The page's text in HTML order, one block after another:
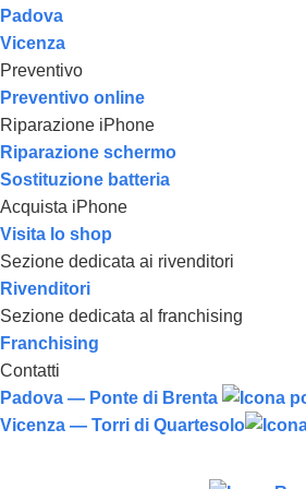
Padova
Vicenza
Preventivo
Preventivo online
Riparazione iPhone
Riparazione schermo
Sostituzione batteria
Acquista iPhone
Visita lo shop
Sezione dedicata ai rivenditori
Rivenditori
Sezione dedicata al franchising
Franchising
Contatti
Padova — Ponte di Brenta
Vicenza — Torri di Quartesolo